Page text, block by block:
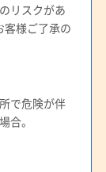
リスクがあ
客様ご了承の
で危険が伴
合。